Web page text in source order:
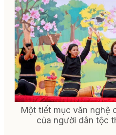
Một tiết mục văn nghệ
của người dân tộc